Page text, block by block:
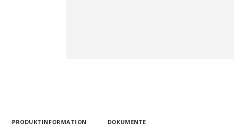
PRODUKTINFORMATION DOKUMENTE